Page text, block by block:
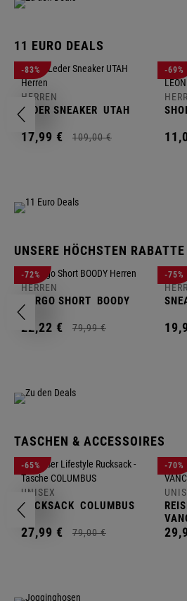
11 EURO DEALS
-83%
HERREN
LEDER SNEAKER UTAH
17,99 € 109,00 €
-69%
11,
UNSERE HÖCHSTEN RABATTE
-72%
HERREN
CARGO SHORT BOODY
22,22 € 79,99 €
-75%
19,
TASCHEN & ACCESSOIRES
-65%
UNISEX
RUCKSACK COLUMBUS
27,99 € 79,00 €
-70%
29,